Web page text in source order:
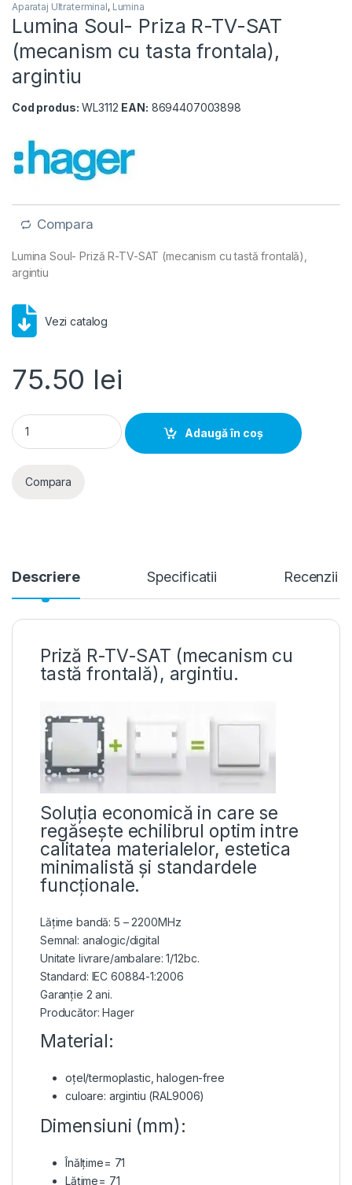
Aparataj Ultraterminal, Lumina
Lumina Soul- Priza R-TV-SAT
(mecanism cu tasta frontala),
argintiu
Cod produs: WL3112 EAN: 8694407003898
Compara
Lumina Soul- Priză R-TV-SAT (mecanism cu tastă frontală),
argintiu
Vezi catalog
75.50 lei
Lumina Soul- Priza R-TV-SAT (mecanism cu tasta frontala),
Adaugă în coș
Compara
Descriere Specificatii Recenzii
Priză R-TV-SAT (mecanism cu
tastă frontală), argintiu.
Soluția economică in care se
regăsește echilibrul optim intre
calitatea materialelor, estetica
minimalistă și standardele
funcționale.
Lățime bandă: 5 – 2200MHz
Semnal: analogic/digital
Unitate livrare/ambalare: 1/12bc.
Standard: IEC 60884-1:2006
Garanție 2 ani.
Producător: Hager
Material:
oțel/termoplastic, halogen-free
culoare: argintiu (RAL9006)
Dimensiuni (mm):
Înălțime= 71
Lățime= 71